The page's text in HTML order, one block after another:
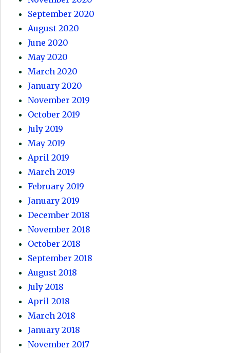
September 2020
August 2020
June 2020
May 2020
March 2020
January 2020
November 2019
October 2019
July 2019
May 2019
April 2019
March 2019
February 2019
January 2019
December 2018
November 2018
October 2018
September 2018
August 2018
July 2018
April 2018
March 2018
January 2018
November 2017